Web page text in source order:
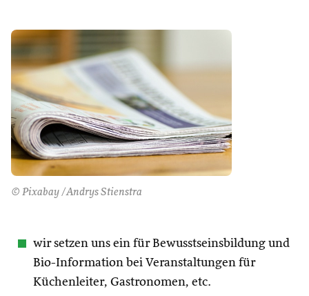
© Pixabay /Andrys Stienstra
wir setzen uns ein für Bewusstseinsbildung und
Bio-Information bei Veranstaltungen für
Küchenleiter, Gastronomen, etc.